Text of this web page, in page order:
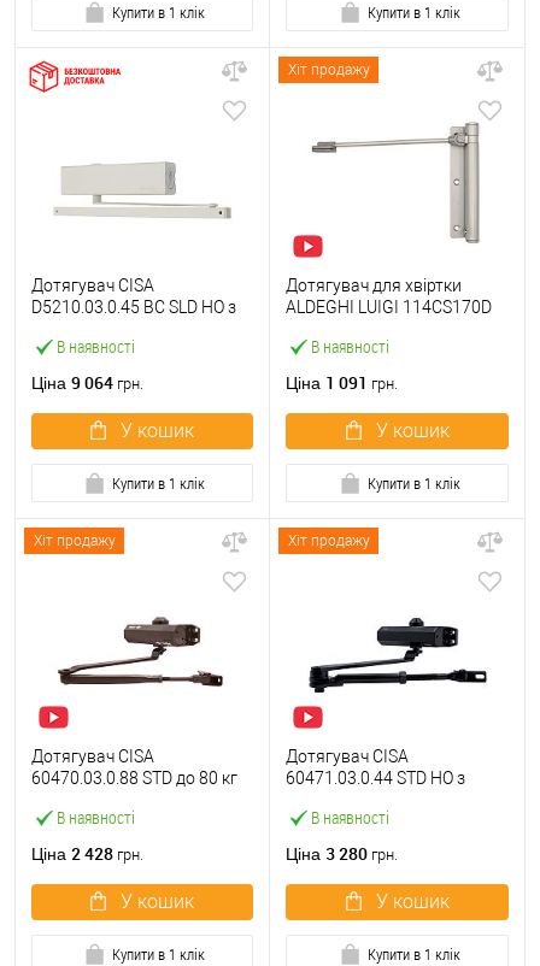
Купити в 1 клік Купити в 1 клік
В наявності
Дотягувач CISA
D5210.03.0.45 BC SLD HO з
Ціна 9 064 грн.
У кошик
Купити в 1 клік
Хіт продажу
В наявності
Дотягувач для хвіртки
ALDEGHI LUIGI 114CS170D
Ціна 1 091 грн.
У кошик
Купити в 1 клік
Хіт продажу
В наявності
Дотягувач CISA
60470.03.0.88 STD до 80 кг
Ціна 2 428 грн.
У кошик
Купити в 1 клік
Хіт продажу
В наявності
Дотягувач CISA
60471.03.0.44 STD HO з
Ціна 3 280 грн.
У кошик
Купити в 1 клік